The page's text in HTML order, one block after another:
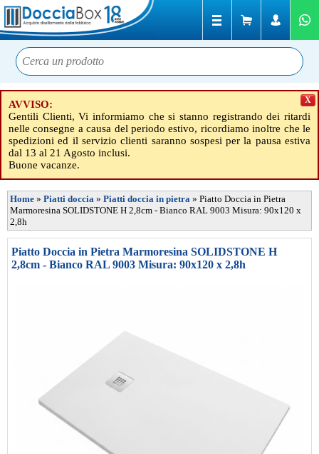
AVVISO:
Gentili Clienti, Vi informiamo che si stanno registrando dei ritardi
nelle consegne a causa del periodo estivo, ricordiamo inoltre che le
spedizioni ed il servizio clienti saranno sospesi per la pausa estiva
dal 13 al 21 Agosto inclusi.
Buone vacanze.
X
Home » Piatti doccia » Piatti doccia in pietra » Piatto Doccia in Pietra
Marmoresina SOLIDSTONE H 2,8cm - Bianco RAL 9003 Misura: 90x120 x
2,8h
Piatto Doccia in Pietra Marmoresina SOLIDSTONE H
2,8cm - Bianco RAL 9003 Misura: 90x120 x 2,8h